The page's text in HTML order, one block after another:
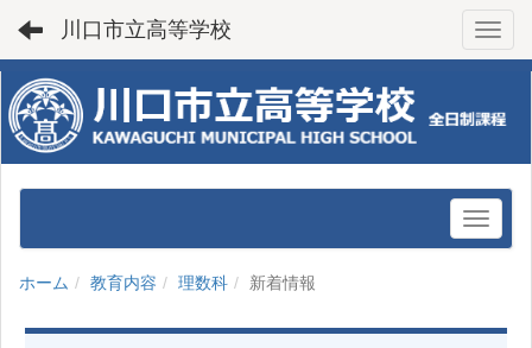
川口市立高等学校
ホーム 教育内容 理数科 新着情報